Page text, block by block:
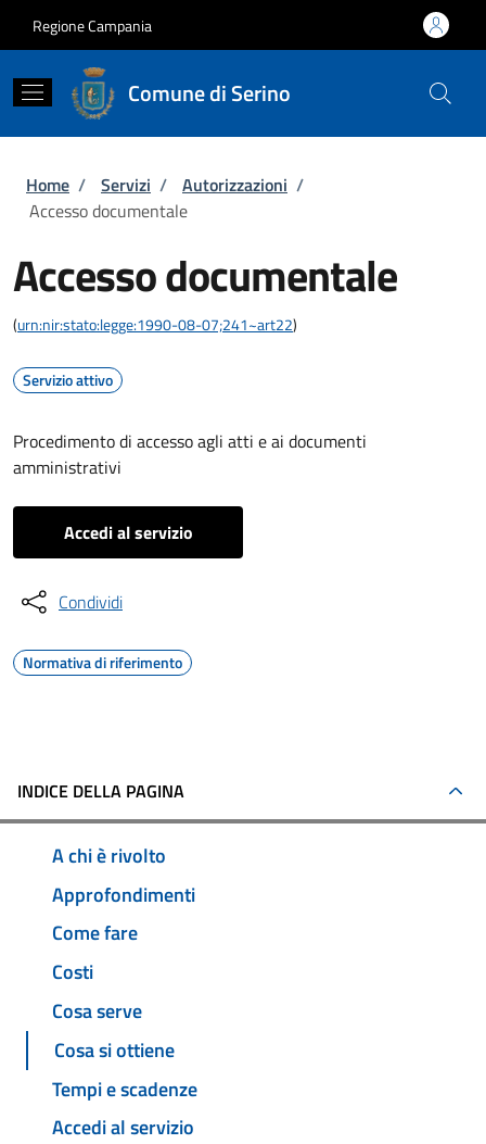
Regione Campania
Comune di Serino
Briciole di pane
Home / Servizi / Autorizzazioni /
Accesso documentale
Accesso documentale
(urn:nir:stato:legge:1990-08-07;241~art22)
Servizio attivo
Procedimento di accesso agli atti e ai documenti
amministrativi
Accedi al servizio
Condividi
Normativa di riferimento
INDICE DELLA PAGINA
A chi è rivolto
Approfondimenti
Come fare
Costi
Cosa serve
Cosa si ottiene
Tempi e scadenze
Accedi al servizio